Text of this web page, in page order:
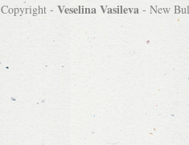
Copyright - Veselina Vasileva- New